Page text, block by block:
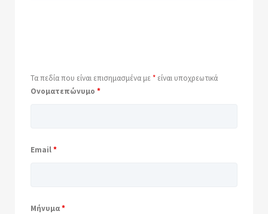
Τα πεδία που είναι επισημασμένα με * είναι υποχρεωτικά
Ονοματεπώνυμο *
Email*
Μήνυμα*